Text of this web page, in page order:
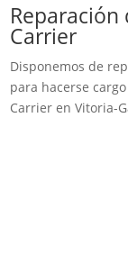
Carrier
Disponemos de
para hacerse
Carrier en Vitoria-